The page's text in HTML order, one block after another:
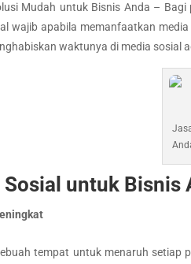
Mudah untuk Bisnis Anda –
wajib apabila memanfaatkan
waktunya di media sosial
untuk Bisnis
tempat untuk menaruh